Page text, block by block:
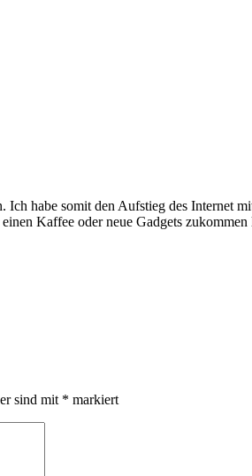
habe somit den Aufstieg des Internet
Kaffee oder neue Gadgets
sind mit * markiert